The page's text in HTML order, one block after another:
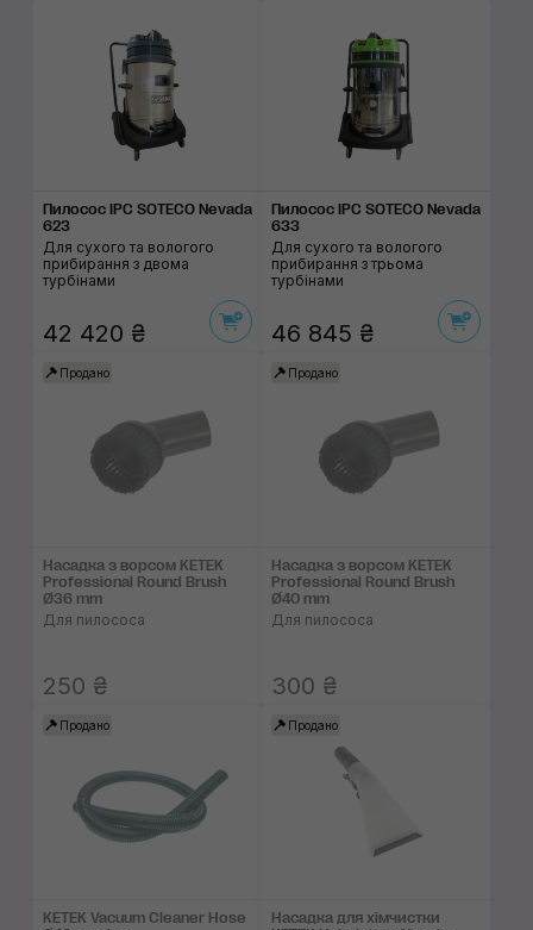
Пилосос IPC SOTECO Nevada
623
Для сухого та вологого
прибирання з двома
турбінами
42 420 ₴
Пилосос IPC SOTECO Nevada
633
Для сухого та вологого
прибирання з трьома
турбінами
46 845 ₴
Продано
Насадка з ворсом KETEK
Professional Round Brush
Ø36 mm
Для пилососа
250 ₴
Продано
Насадка з ворсом KETEK
Professional Round Brush
Ø40 mm
Для пилососа
300 ₴
Продано
KETEK Vacuum Cleaner Hose
Продано
Насадка для хімчистки